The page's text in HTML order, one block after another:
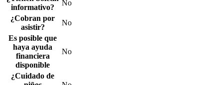
informativo?
No
¿Cobran por
asistir?
No
Es posible que
haya ayuda
financiera
disponible
No
¿Cuidado de